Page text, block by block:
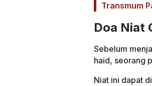
Transmum
Doa Niat
Sebelum
haid, seorang
Niat ini dapat